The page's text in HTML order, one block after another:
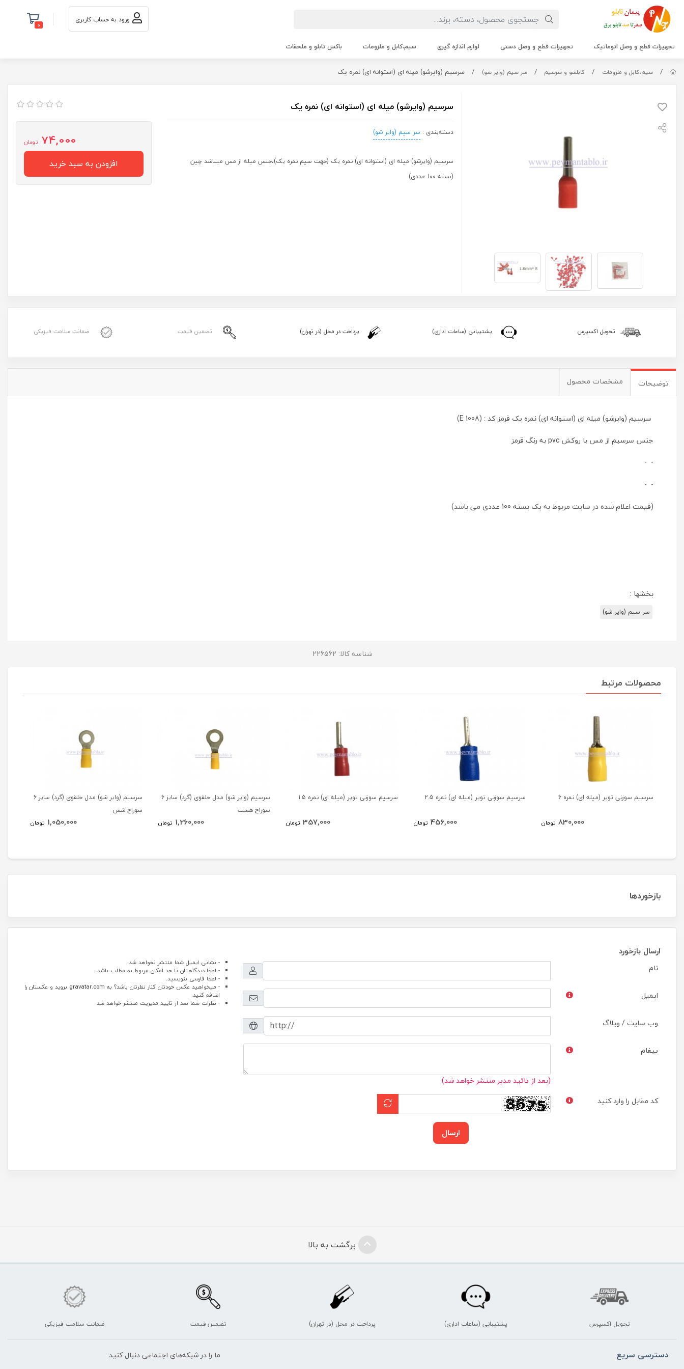
ورود به حساب کاربری 0
تجهیزات قطع و وصل اتوماتیک تجهیزات قطع و وصل دستی لوازم اندازه گیری سیم،کابل و ملزومات باکس تابلو و ملحقات
/ سیم،کابل و ملزومات / کابلشو و سرسیم / سر سیم (وایر شو) / سرسیم (وایرشو) میله ای (استوانه ای) نمره یک
سرسیم (وایرشو) میله ای (استوانه ای) نمره یک
دسته‌بندی : سر سیم (وایر شو)
سرسیم (وایرشو) میله ای (استوانه ای) نمره یک (جهت سیم نمره یک)،جنس میله از مس میباشد چین
(بسته 100 عددی)
74,000 تومان
افزودن به سبد خرید
تحویل اکسپرس پشتیبانی (ساعات اداری) پرداخت در محل (در تهران) تضمین قیمت ضمانت سلامت فیزیکی
توضیحات مشخصات محصول
سرسیم (وایرشو) میله ای (استوانه ای) نمره یک قرمز کد : (E 1008)
جنس سرسیم از مس با روکش pvc به رنگ قرمز
- -
- -
(قیمت اعلام شده در سایت مربوط به یک بسته 100 عددی می باشد)
بخشها :
سر سیم (وایر شو)
شناسه کالا: 226562
محصولات مرتبط
سرسیم سوزنی توپر (میله ای) نمره 6
830,000 تومان
سرسیم سوزنی توپر (میله ای) نمره 2.5
456,000 تومان
سرسیم سوزنی توپر (میله ای) نمره 1.5
357,000 تومان
سرسیم (وایر شو) مدل حلقوی (گرد) سایز 6
سوراخ هشت
1,260,000 تومان
سرسیم (وایر شو) مدل حلقوی (گرد) سایز 6
سوراخ شش
1,050,000 تومان
بازخوردها
ارسال بازخورد
نام
ایمیل
وب سایت / وبلاگ
پیغام
(بعد از تائید مدیر منتشر خواهد شد)
کد مقابل را وارد کنید
ارسال
- نشانی ایمیل شما منتشر نخواهد شد.
- لطفا دیدگاهتان تا حد امکان مربوط به مطلب باشد.
- لطفا فارسی بنویسید.
- میخواهید عکس خودتان کنار نظرتان باشد؟ به gravatar.com بروید و عکستان را
اضافه کنید.
- نظرات شما بعد از تایید مدیریت منتشر خواهد شد
برگشت به بالا
تحویل اکسپرس پشتیبانی (ساعات اداری) پرداخت در محل (در تهران) تضمین قیمت ضمانت سلامت فیزیکی
دسترسی سریع ما را در شبکه‌های اجتماعی دنبال کنید: